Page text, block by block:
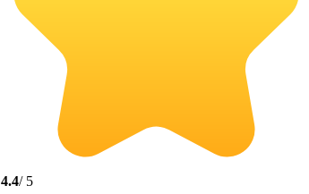
4.4/ 5